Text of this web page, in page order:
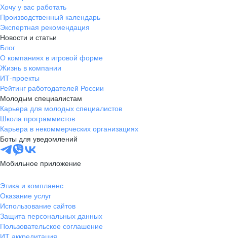
Хочу у вас работать
Производственный календарь
Экспертная рекомендация
Новости и статьи
Блог
О компаниях в игровой форме
Жизнь в компании
ИТ-проекты
Рейтинг работодателей России
Молодым специалистам
Карьера для молодых специалистов
Школа программистов
Карьера в некоммерческих организациях
Боты для уведомлений
Мобильное приложение
Этика и комплаенс
Оказание услуг
Использование сайтов
Защита персональных данных
Пользовательское соглашение